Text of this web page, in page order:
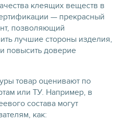
клеящих веществ в
— прекрасный
позволяющий
лучшие стороны изделия,
повысить доверие
товар оценивают по
или ТУ. Например, в
состава могут
как: